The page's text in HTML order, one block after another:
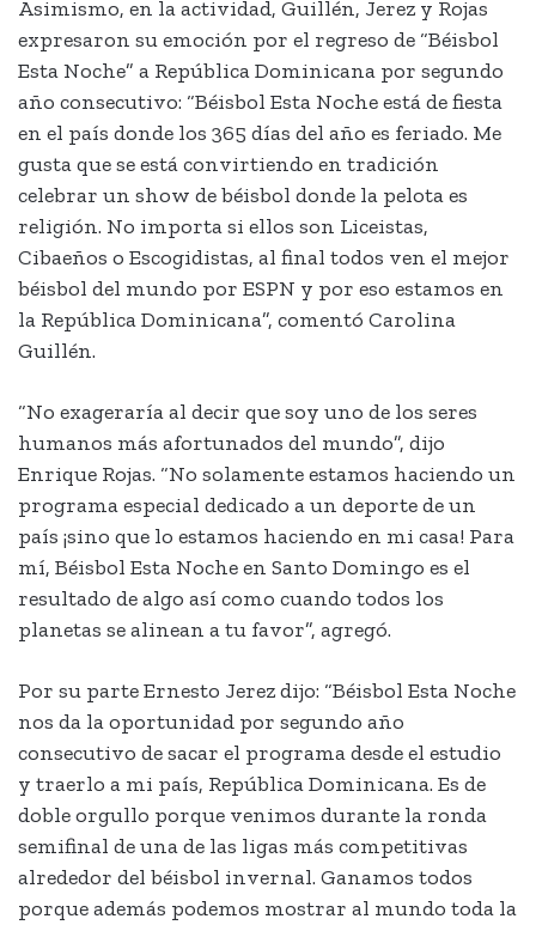
Asimismo, en la actividad, Guillén, Jerez y Rojas
expresaron su emoción por el regreso de “Béisbol
Esta Noche” a República Dominicana por segundo
año consecutivo: “Béisbol Esta Noche está de fiesta
en el país donde los 365 días del año es feriado. Me
gusta que se está convirtiendo en tradición
celebrar un show de béisbol donde la pelota es
religión. No importa si ellos son Liceistas,
Cibaeños o Escogidistas, al final todos ven el mejor
béisbol del mundo por ESPN y por eso estamos en
la República Dominicana”, comentó Carolina
Guillén.
“No exageraría al decir que soy uno de los seres
humanos más afortunados del mundo”, dijo
Enrique Rojas. “No solamente estamos haciendo un
programa especial dedicado a un deporte de un
país ¡sino que lo estamos haciendo en mi casa! Para
mí, Béisbol Esta Noche en Santo Domingo es el
resultado de algo así como cuando todos los
planetas se alinean a tu favor”, agregó.
Por su parte Ernesto Jerez dijo: “Béisbol Esta Noche
nos da la oportunidad por segundo año
consecutivo de sacar el programa desde el estudio
y traerlo a mi país, República Dominicana. Es de
doble orgullo porque venimos durante la ronda
semifinal de una de las ligas más competitivas
alrededor del béisbol invernal. Ganamos todos
porque además podemos mostrar al mundo toda la